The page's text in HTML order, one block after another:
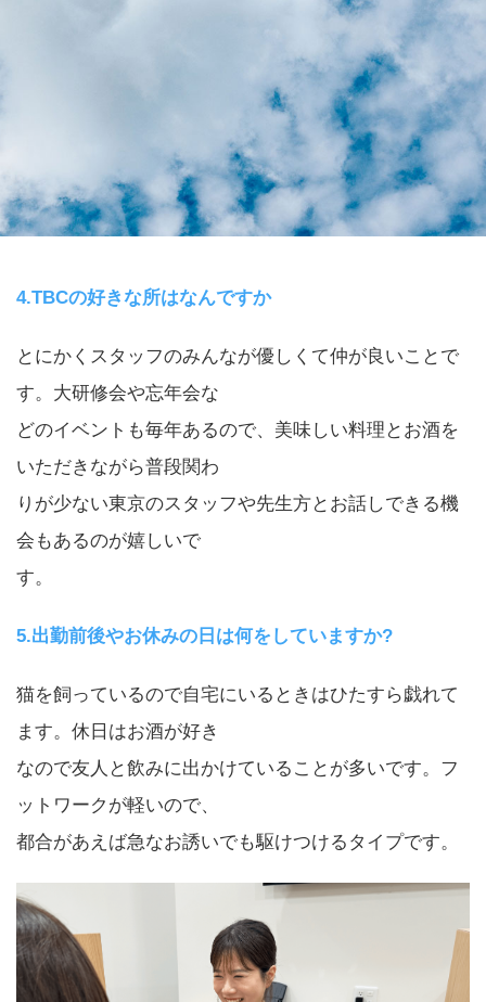
4.TBCの好きな所はなんですか
とにかくスタッフのみんなが優しくて仲が良いことで
す。大研修会や忘年会な
どのイベントも毎年あるので、美味しい料理とお酒を
いただきながら普段関わ
りが少ない東京のスタッフや先生方とお話しできる機
会もあるのが嬉しいで
す。
5.出勤前後やお休みの日は何をしていますか?
猫を飼っているので自宅にいるときはひたすら戯れて
ます。休日はお酒が好き
なので友人と飲みに出かけていることが多いです。フ
ットワークが軽いので、
都合があえば急なお誘いでも駆けつけるタイプです。